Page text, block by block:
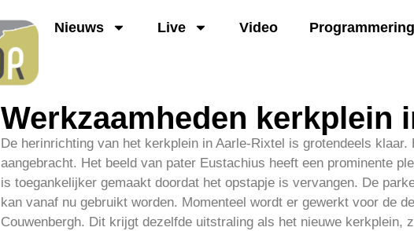
Nieuws Live Video Programmering
Werkzaamheden kerkplein
De herinrichting van het kerkplein in Aarle-Rixtel is grotendeels
aangebracht. Het beeld van pater Eustachius heeft een prominente
is toegankelijker gemaakt doordat het opstapje is vervangen. De
kan vanaf nu gebruikt worden. Momenteel wordt er gewerkt voor de
Couwenbergh. Dit krijgt dezelfde uitstraling als het nieuwe kerkplein,